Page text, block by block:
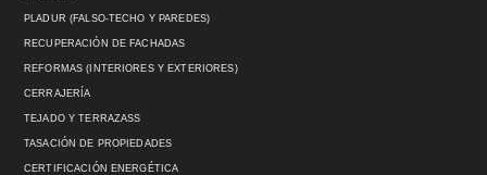
PLADUR (FALSO-TECHO Y PAREDES)
RECUPERACIÓN DE FACHADAS
REFORMAS (INTERIORES Y EXTERIORES)
CERRAJERÍA
TEJADO Y TERRAZASS
TASACIÓN DE PROPIEDADES
CERTIFICACIÓN ENERGÉTICA